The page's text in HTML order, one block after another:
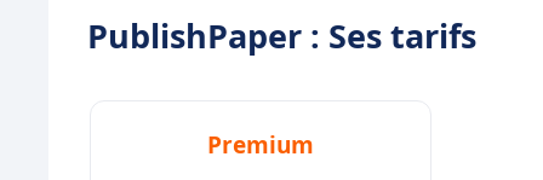
PublishPaper : Ses tarifs
Premium